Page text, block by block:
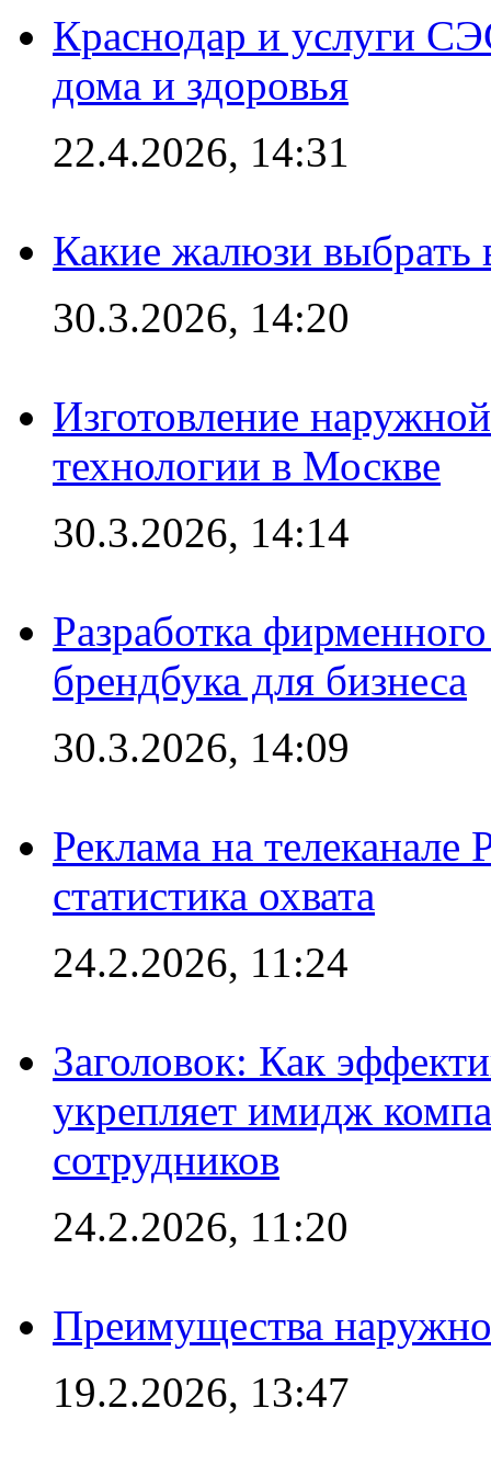
Краснодар и услуги
дома и здоровья
22.4.2026, 14:31
Какие жалюзи выбрать
30.3.2026, 14:20
Изготовление
технологии в Москве
30.3.2026, 14:14
Разработка
брендбука для бизнеса
30.3.2026, 14:09
Реклама на
статистика охвата
24.2.2026, 11:24
Заголовок: Как
укрепляет имидж
сотрудников
24.2.2026, 11:20
Преимущества
19.2.2026, 13:47